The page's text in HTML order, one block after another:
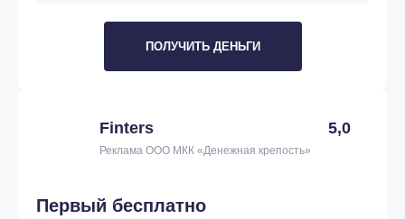
ПОЛУЧИТЬ ДЕНЬГИ
Finters 5,0
Реклама ООО МКК «Денежная крепость»
Первый бесплатно